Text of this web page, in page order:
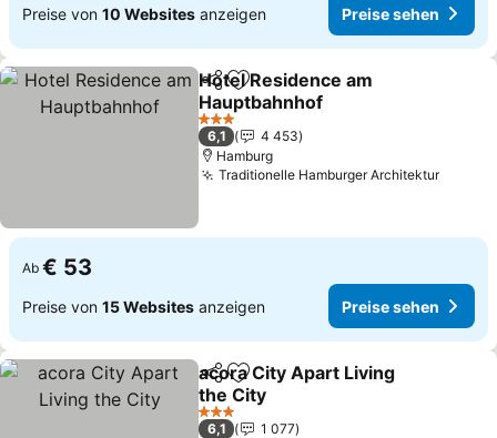
Preise von 10 Websites anzeigen Preise sehen
TeilenZu Favoriten hinzufügen
Hotel Residence am
Hauptbahnhof
Preise sehen
3 Sterne
6,1
4 453
Hamburg
Traditionelle Hamburger ArchitekturPreise
Ab € 53
Preise von 15 Websites anzeigen Preise sehen
TeilenZu Favoriten hinzufügen
acora City Apart Living
the City
Preise sehen
3 Sterne
6,1
1 077